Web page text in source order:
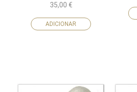
35,00 €
ADICIONAR